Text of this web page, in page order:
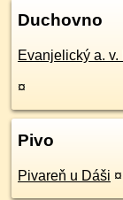
Duchovno
Evanjelický a. v.
¤
Pivo
Pivareň u Dáši ¤